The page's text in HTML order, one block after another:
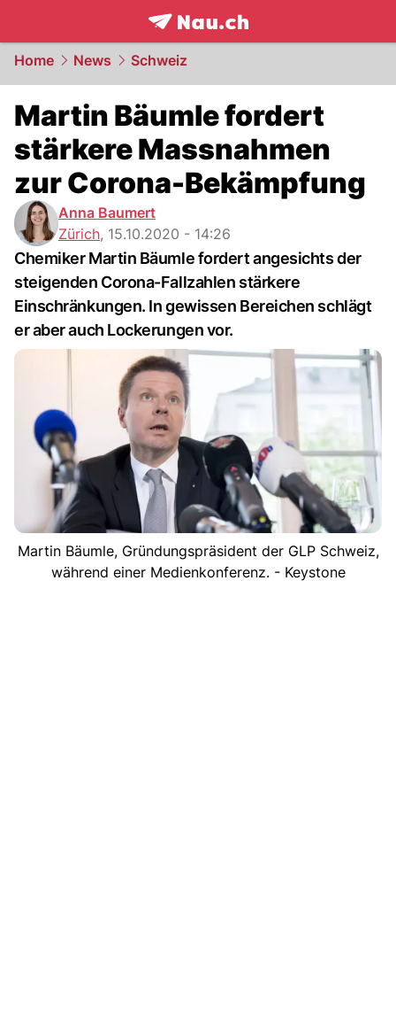
frontpage.NAU.ch
Home News Schweiz
Martin Bäumle fordert
stärkere Massnahmen
zur Corona-Bekämpfung
Anna Baumert
Zürich, 15.10.2020 - 14:26
Chemiker Martin Bäumle fordert angesichts der
steigenden Corona-Fallzahlen stärkere
Einschränkungen. In gewissen Bereichen schlägt
er aber auch Lockerungen vor.
Martin Bäumle, Gründungspräsident der GLP Schweiz,
während einer Medienkonferenz. - Keystone